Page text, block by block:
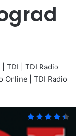
| TDI | TDI Radio
Online | TDI Radio